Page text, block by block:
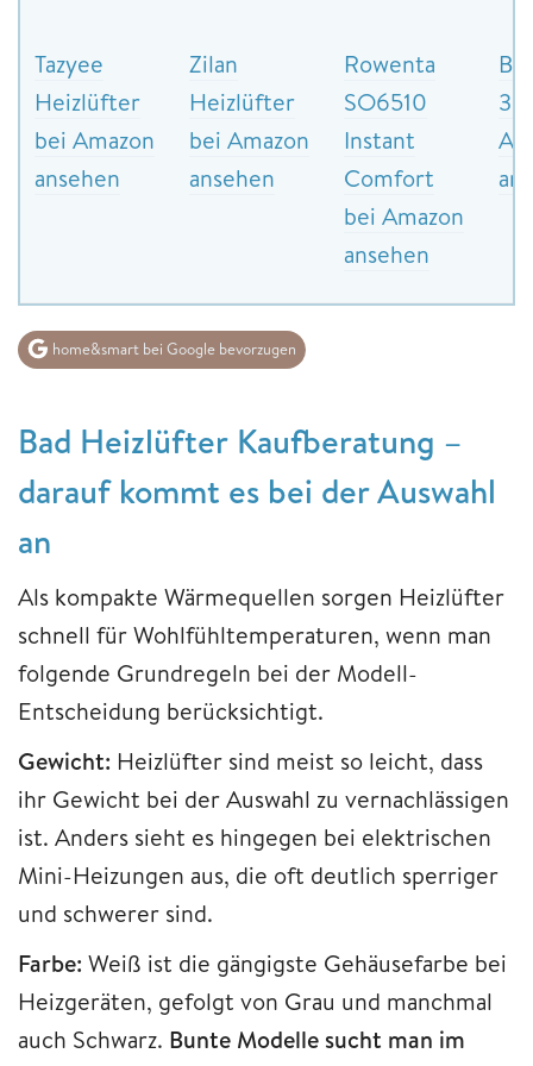
Tazyee
Heizlüfter
bei Amazon
ansehen
Zilan
Heizlüfter
bei Amazon
ansehen
Rowenta
SO6510
Instant
Comfort
bei Amazon
ansehen
home&smart bei Google bevorzugen
Bad Heizlüfter Kaufberatung –
darauf kommt es bei der Auswahl
an
Als kompakte Wärmequellen sorgen Heizlüfter
schnell für Wohlfühltemperaturen, wenn man
folgende Grundregeln bei der Modell-
Entscheidung berücksichtigt.
Gewicht: Heizlüfter sind meist so leicht, dass
ihr Gewicht bei der Auswahl zu vernachlässigen
ist. Anders sieht es hingegen bei elektrischen
Mini-Heizungen aus, die oft deutlich sperriger
und schwerer sind.
Farbe: Weiß ist die gängigste Gehäusefarbe bei
Heizgeräten, gefolgt von Grau und manchmal
auch Schwarz. Bunte Modelle sucht man im